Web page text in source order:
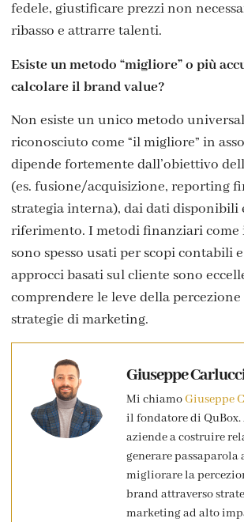
fedele, giustificare prezzi non
ribasso e attrarre talenti.
Esiste un metodo “migliore” o più
calcolare il brand value?
Non esiste un unico metodo
riconosciuto come “il migliore” in
dipende fortemente dall’obiettivo
(es. fusione/acquisizione, reporting
strategia interna), dai dati disponibili
riferimento. I metodi finanziari come
sono spesso usati per scopi contabili
approcci basati sul cliente sono
comprendere le leve della
strategie di marketing.
Giuseppe
Mi chiamoGiuseppe
il fondatore di
aziende a costruire
generare passaparola
migliorare la
brand attraverso
marketing ad alto